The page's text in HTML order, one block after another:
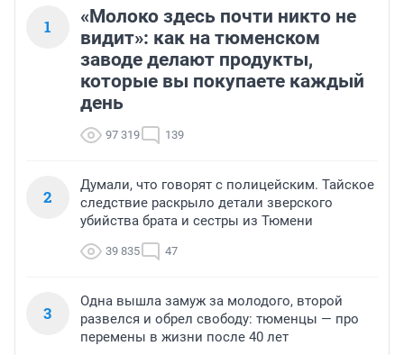
1
«Молоко здесь почти никто не
видит»: как на тюменском
заводе делают продукты,
которые вы покупаете каждый
день
97 319 139
2
Думали, что говорят с полицейским. Тайское
следствие раскрыло детали зверского
убийства брата и сестры из Тюмени
39 835 47
3
Одна вышла замуж за молодого, второй
развелся и обрел свободу: тюменцы — про
перемены в жизни после 40 лет